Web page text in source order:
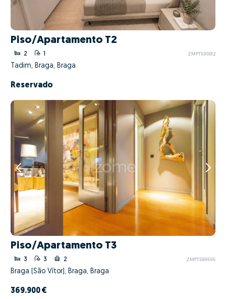
Piso/Apartamento T2
2 1 ZMPT590012
Tadim, Braga, Braga
Reservado
Piso/Apartamento T3
3 3 2 ZMPT589595
Braga (São Vítor), Braga, Braga
369.900 €